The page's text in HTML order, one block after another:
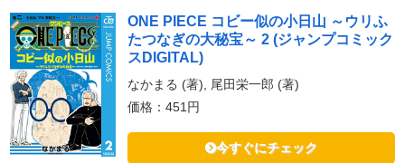
ONE PIECE コビー似の小日山 ～ウリふ
たつなぎの大秘宝～ 2 (ジャンプコミック
スDIGITAL)
なかまる (著), 尾田栄一郎 (著)
価格：451円
今すぐにチェック